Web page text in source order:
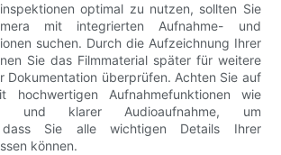
optimal zu nutzen, sollten Sie
mit integrierten Aufnahme- und
suchen. Durch die Aufzeichnung Ihrer
Sie das Filmmaterial später für weitere
Dokumentation überprüfen. Achten Sie auf
hochwertigen Aufnahmefunktionen wie
und klarer Audioaufnahme, um
dass Sie alle wichtigen Details Ihrer
können.